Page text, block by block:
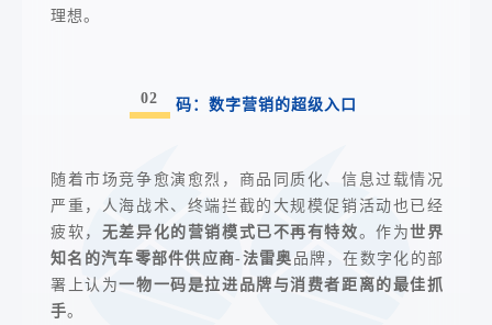
理想。
02 码：数字营销的超级入口
随着市场竞争愈演愈烈，商品同质化、信息过载情况
严重，人海战术、终端拦截的大规模促销活动也已经
疲软， 无差异化的营销模式已不再有特效。作为世界
知名 的汽车零部件供应商-法雷奥 品牌，在数字化的部
署上认为一物一码是拉进品牌与消费者距离的最佳抓
手。